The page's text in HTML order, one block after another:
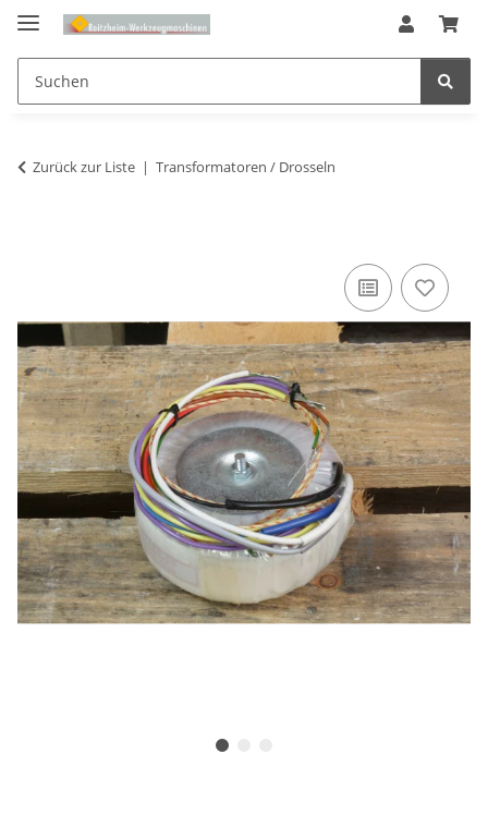
Zurück zur Liste Transformatoren / Drosseln